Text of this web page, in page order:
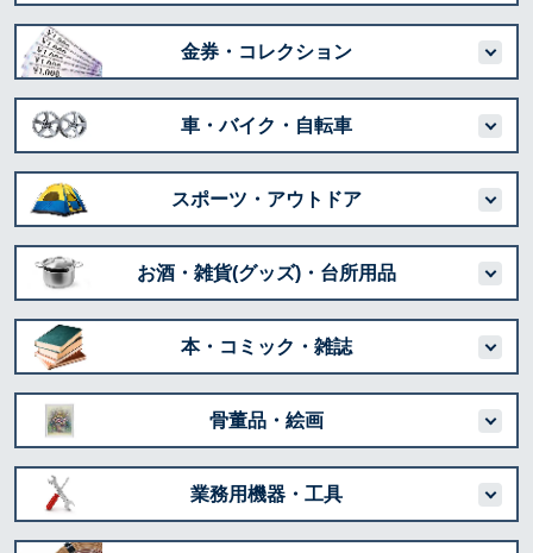
金券・コレクション
車・バイク・自転車
スポーツ・アウトドア
お酒・雑貨(グッズ)・台所用品
本・コミック・雑誌
骨董品・絵画
業務用機器・工具